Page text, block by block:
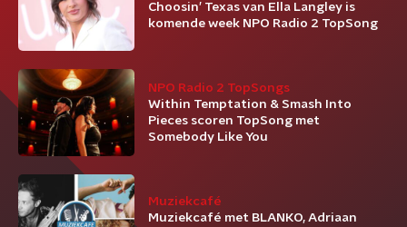
Choosin’ Texas van Ella Langley is
komende week NPO Radio 2 TopSong
NPO Radio 2 TopSongs
Within Temptation & Smash Into
Pieces scoren TopSong met
Somebody Like You
Muziekcafé
Muziekcafé met BLANKO, Adriaan